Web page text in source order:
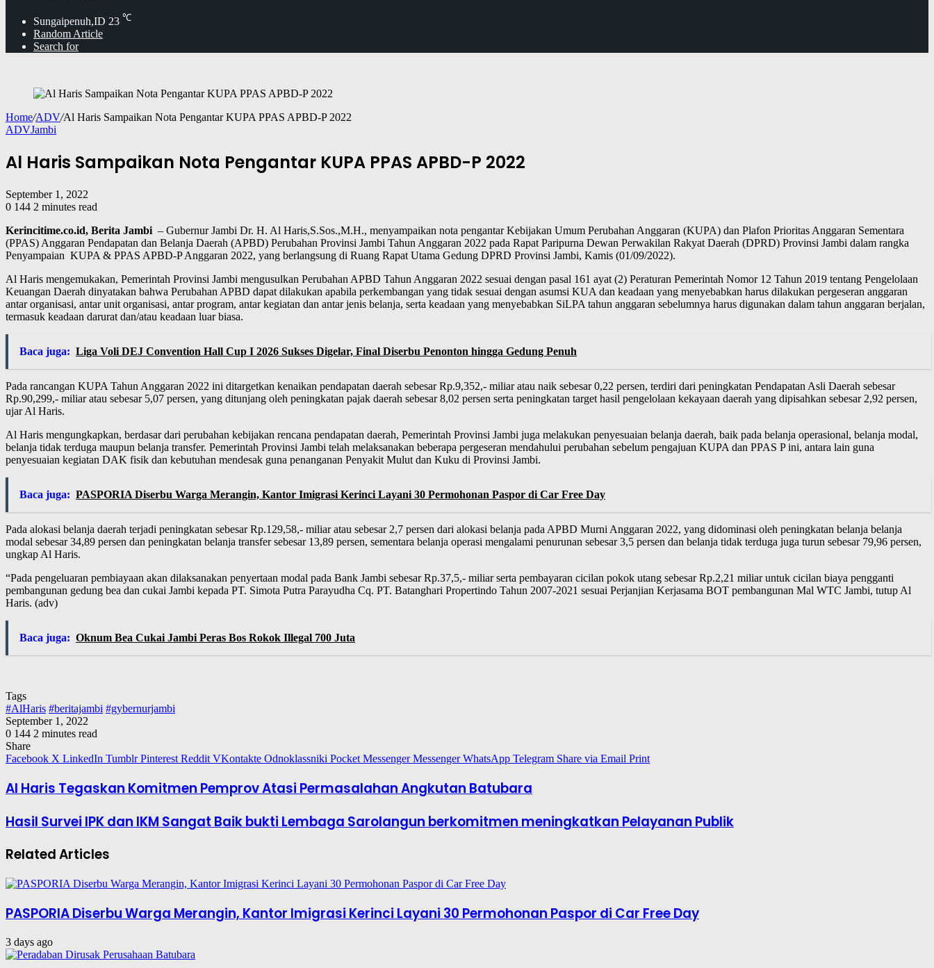
Sungaipenuh,ID 23 ℃
Random Article
Search for
Home/ADV/Al Haris Sampaikan Nota Pengantar KUPA PPAS APBD-P 2022
ADVJambi
Al Haris Sampaikan Nota Pengantar KUPA PPAS APBD-P 2022
September 1, 2022
0 144 2 minutes read
Kerincitime.co.id, Berita Jambi – Gubernur Jambi Dr. H. Al Haris,S.Sos.,M.H., menyampaikan nota pengantar Kebijakan Umum Perubahan Anggaran (KUPA) dan Plafon Prioritas Anggaran Sementara
(PPAS) Anggaran Pendapatan dan Belanja Daerah (APBD) Perubahan Provinsi Jambi Tahun Anggaran 2022 pada Rapat Paripurna Dewan Perwakilan Rakyat Daerah (DPRD) Provinsi Jambi dalam rangka
Penyampaian KUPA & PPAS APBD-P Anggaran 2022, yang berlangsung di Ruang Rapat Utama Gedung DPRD Provinsi Jambi, Kamis (01/09/2022).
Al Haris mengemukakan, Pemerintah Provinsi Jambi mengusulkan Perubahan APBD Tahun Anggaran 2022 sesuai dengan pasal 161 ayat (2) Peraturan Pemerintah Nomor 12 Tahun 2019 tentang Pengelolaan
Keuangan Daerah dinyatakan bahwa Perubahan APBD dapat dilakukan apabila perkembangan yang tidak sesuai dengan asumsi KUA dan keadaan yang menyebabkan harus dilakukan pergeseran anggaran
antar organisasi, antar unit organisasi, antar program, antar kegiatan dan antar jenis belanja, serta keadaan yang menyebabkan SiLPA tahun anggaran sebelumnya harus digunakan dalam tahun anggaran berjalan,
termasuk keadaan darurat dan/atau keadaan luar biasa.
Baca juga: Liga Voli DEJ Convention Hall Cup I 2026 Sukses Digelar, Final Diserbu Penonton hingga Gedung Penuh
Pada rancangan KUPA Tahun Anggaran 2022 ini ditargetkan kenaikan pendapatan daerah sebesar Rp.9,352,- miliar atau naik sebesar 0,22 persen, terdiri dari peningkatan Pendapatan Asli Daerah sebesar
Rp.90,299,- miliar atau sebesar 5,07 persen, yang ditunjang oleh peningkatan pajak daerah sebesar 8,02 persen serta peningkatan target hasil pengelolaan kekayaan daerah yang dipisahkan sebesar 2,92 persen,
ujar Al Haris.
Al Haris mengungkapkan, berdasar dari perubahan kebijakan rencana pendapatan daerah, Pemerintah Provinsi Jambi juga melakukan penyesuaian belanja daerah, baik pada belanja operasional, belanja modal,
belanja tidak terduga maupun belanja transfer. Pemerintah Provinsi Jambi telah melaksanakan beberapa pergeseran mendahului perubahan sebelum pengajuan KUPA dan PPAS P ini, antara lain guna
penyesuaian kegiatan DAK fisik dan kebutuhan mendesak guna penanganan Penyakit Mulut dan Kuku di Provinsi Jambi.
Baca juga: PASPORIA Diserbu Warga Merangin, Kantor Imigrasi Kerinci Layani 30 Permohonan Paspor di Car Free Day
Pada alokasi belanja daerah terjadi peningkatan sebesar Rp.129,58,- miliar atau sebesar 2,7 persen dari alokasi belanja pada APBD Murni Anggaran 2022, yang didominasi oleh peningkatan belanja belanja
modal sebesar 34,89 persen dan peningkatan belanja transfer sebesar 13,89 persen, sementara belanja operasi mengalami penurunan sebesar 3,5 persen dan belanja tidak terduga juga turun sebesar 79,96 persen,
ungkap Al Haris.
“Pada pengeluaran pembiayaan akan dilaksanakan penyertaan modal pada Bank Jambi sebesar Rp.37,5,- miliar serta pembayaran cicilan pokok utang sebesar Rp.2,21 miliar untuk cicilan biaya pengganti
pembangunan gedung bea dan cukai Jambi kepada PT. Simota Putra Parayudha Cq. PT. Batanghari Propertindo Tahun 2007-2021 sesuai Perjanjian Kerjasama BOT pembangunan Mal WTC Jambi, tutup Al
Haris. (adv)
Baca juga: Oknum Bea Cukai Jambi Peras Bos Rokok Illegal 700 Juta
Tags
#AlHaris #beritajambi #gybernurjambi
September 1, 2022
0 144 2 minutes read
Share
Facebook X LinkedIn Tumblr Pinterest Reddit VKontakte Odnoklassniki Pocket Messenger Messenger WhatsApp Telegram Share via Email Print
Al Haris Tegaskan Komitmen Pemprov Atasi Permasalahan Angkutan Batubara
Hasil Survei IPK dan IKM Sangat Baik bukti Lembaga Sarolangun berkomitmen meningkatkan Pelayanan Publik
Related Articles
PASPORIA Diserbu Warga Merangin, Kantor Imigrasi Kerinci Layani 30 Permohonan Paspor di Car Free Day
3 days ago